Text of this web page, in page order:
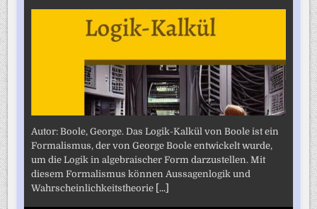
Autor: Boole, George. Das Logik-Kalkül von Boole ist ein
Formalismus, der von George Boole entwickelt wurde,
um die Logik in algebraischer Form darzustellen. Mit
diesem Formalismus können Aussagenlogik und
Wahrscheinlichkeitstheorie [...]